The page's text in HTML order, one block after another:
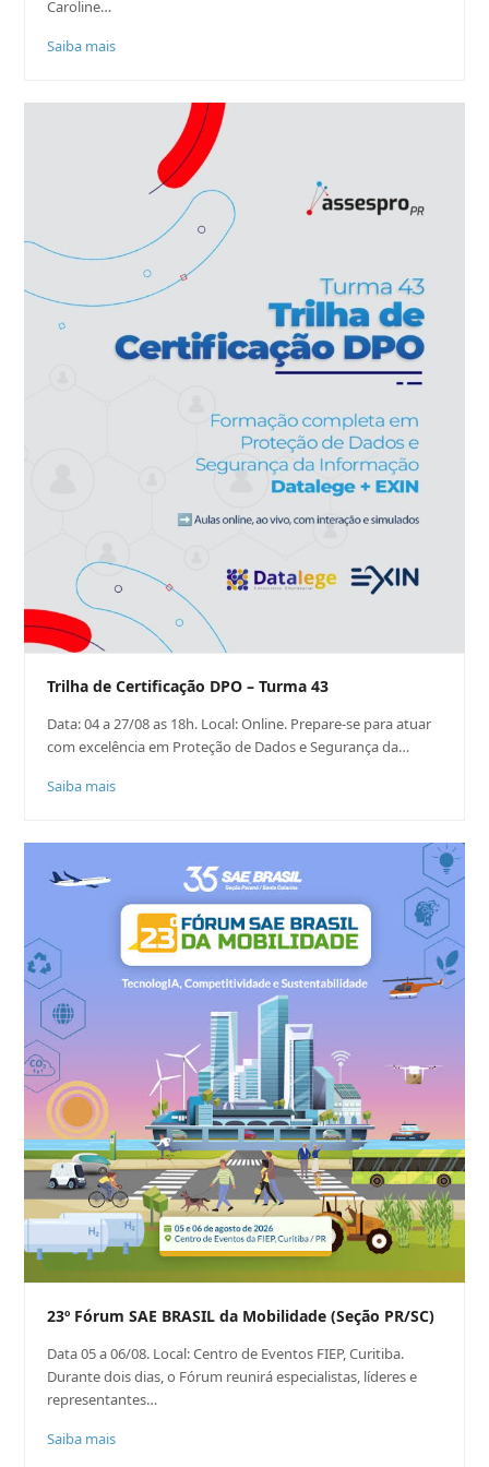
Caroline…
Saiba mais
Trilha de Certificação DPO – Turma 43
Data: 04 a 27/08 as 18h. Local: Online. Prepare-se para atuar
com excelência em Proteção de Dados e Segurança da…
Saiba mais
23º Fórum SAE BRASIL da Mobilidade (Seção PR/SC)
Data 05 a 06/08. Local: Centro de Eventos FIEP, Curitiba.
Durante dois dias, o Fórum reunirá especialistas, líderes e
representantes…
Saiba mais